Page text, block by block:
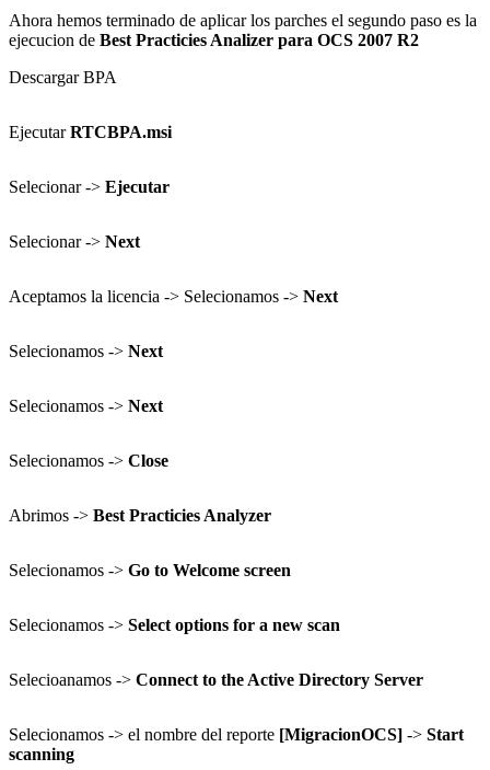
Ahora hemos terminado de aplicar los parches el segundo paso es la
ejecucion de Best Practicies Analizer para OCS 2007 R2
Descargar BPA
EjecutarRTCBPA.msi
Selecionar -> Ejecutar
Selecionar -> Next
Aceptamos la licencia -> Selecionamos -> Next
Selecionamos -> Next
Selecionamos -> Next
Selecionamos -> Close
Abrimos -> Best Practicies Analyzer
Selecionamos -> Go to Welcome screen
Selecionamos -> Select options for a new scan
Selecioanamos -> Connect to the Active Directory Server
Selecionamos -> el nombre del reporte [MigracionOCS] -> Start
scanning